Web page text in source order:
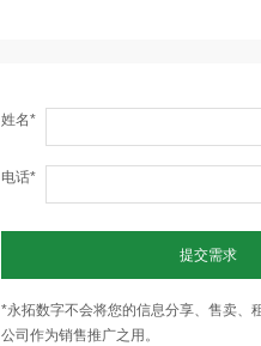
姓名*
电话*
提交需求
*永拓数字不会将您的信息分享、售卖、
公司作为销售推广之用。